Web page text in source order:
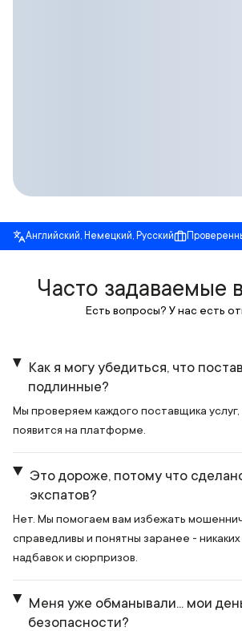
Английский, Немецкий, Русский
Часто задаваемые
Есть вопросы? У нас есть
Как я могу убедиться, что
подлинные?
Мы проверяем каждого поставщика
появится на платформе.
Это дороже, потому что
экспатов?
Нет. Мы помогаем вам избежать
справедливы и понятны заранее -
надбавок и сюрпризов.
Меня уже обманывали... мои
безопасности?